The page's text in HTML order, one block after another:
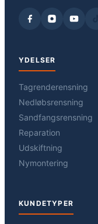
YDELSER
Tagrenderensning
Nedløbsrensning
Sandfangsrensning
Reparation
Udskiftning
Nymontering
KUNDETYPER